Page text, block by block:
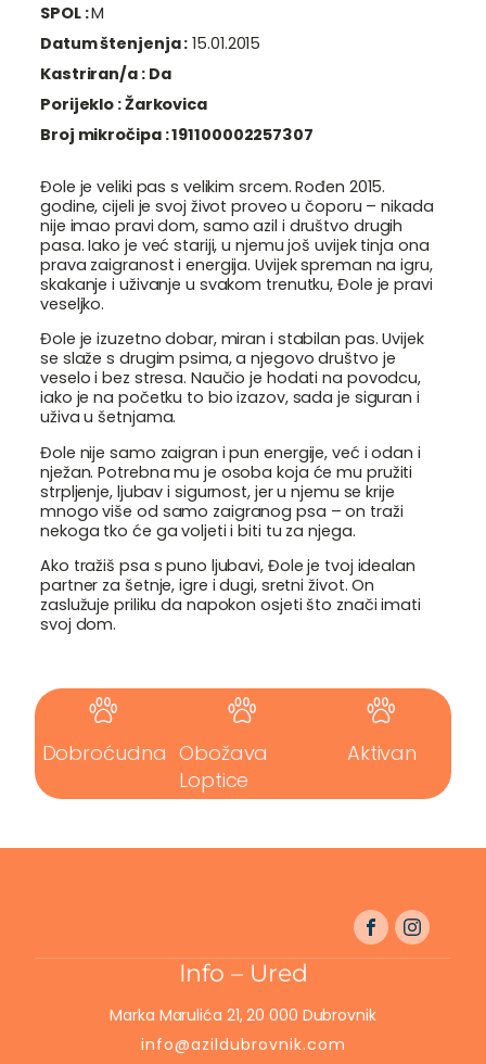
SPOL :M
Datum štenjenja : 15.01.2015
Kastriran/a : Da
Porijeklo :Žarkovica
Broj mikročipa :191100002257307
Đole je veliki pas s velikim srcem. Rođen 2015.
godine, cijeli je svoj život proveo u čoporu – nikada
nije imao pravi dom, samo azil i društvo drugih
pasa. Iako je već stariji, u njemu još uvijek tinja ona
prava zaigranost i energija. Uvijek spreman na igru,
skakanje i uživanje u svakom trenutku, Đole je pravi
veseljko.
Đole je izuzetno dobar, miran i stabilan pas. Uvijek
se slaže s drugim psima, a njegovo društvo je
veselo i bez stresa. Naučio je hodati na povodcu,
iako je na početku to bio izazov, sada je siguran i
uživa u šetnjama.
Đole nije samo zaigran i pun energije, već i odan i
nježan. Potrebna mu je osoba koja će mu pružiti
strpljenje, ljubav i sigurnost, jer u njemu se krije
mnogo više od samo zaigranog psa – on traži
nekoga tko će ga voljeti i biti tu za njega.
Ako tražiš psa s puno ljubavi, Đole je tvoj idealan
partner za šetnje, igre i dugi, sretni život. On
zaslužuje priliku da napokon osjeti što znači imati
svoj dom.
Dobroćudna Obožava
Loptice
Aktivan
Info – Ured
Marka Marulića 21, 20 000 Dubrovnik
info@azildubrovnik.com